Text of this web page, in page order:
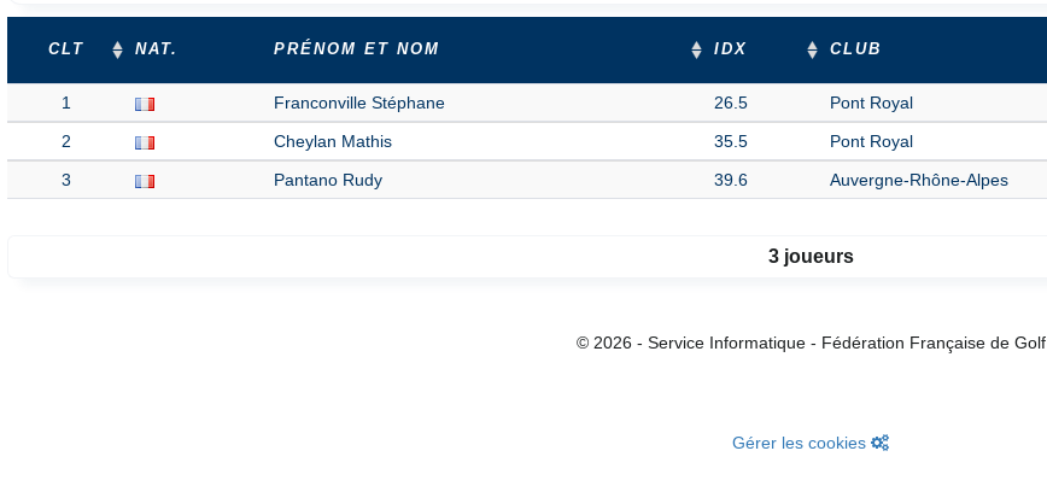
CLT NAT. PRÉNOM ET NOM IDX CLUB
1 Franconville Stéphane 26.5 Pont Royal
2
Cheylan Mathis 35.5 Pont Royal
3
Pantano Rudy 39.6 Auvergne-Rhône-Alpes
3 joueurs
© 2026 - Service Informatique - Fédération Française de Golf
Gérer les cookies